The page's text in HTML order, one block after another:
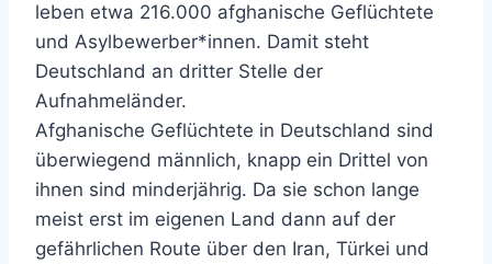
leben etwa 216.000 afghanische Geflüchtete
und Asylbewerber*innen. Damit steht
Deutschland an dritter Stelle der
Aufnahmeländer.
Afghanische Geflüchtete in Deutschland sind
überwiegend männlich, knapp ein Drittel von
ihnen sind minderjährig. Da sie schon lange
meist erst im eigenen Land dann auf der
gefährlichen Route über den Iran, Türkei und